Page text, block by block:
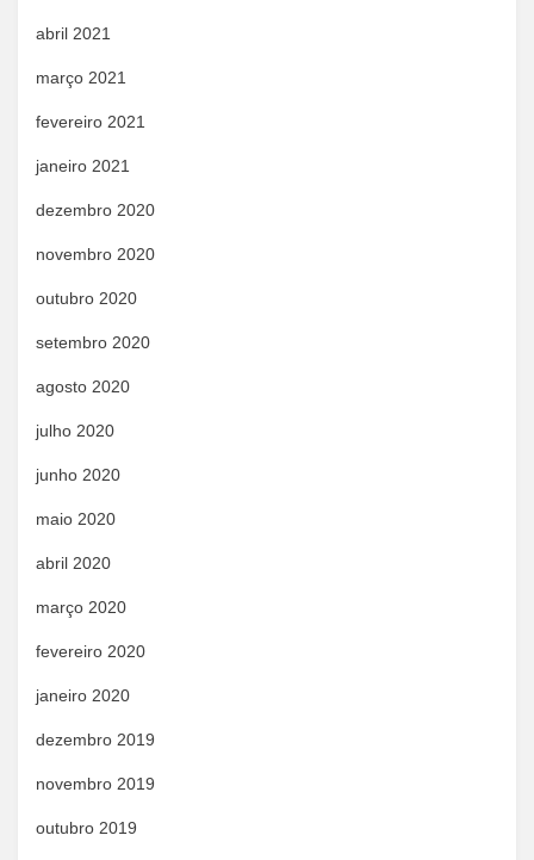
abril 2021
março 2021
fevereiro 2021
janeiro 2021
dezembro 2020
novembro 2020
outubro 2020
setembro 2020
agosto 2020
julho 2020
junho 2020
maio 2020
abril 2020
março 2020
fevereiro 2020
janeiro 2020
dezembro 2019
novembro 2019
outubro 2019